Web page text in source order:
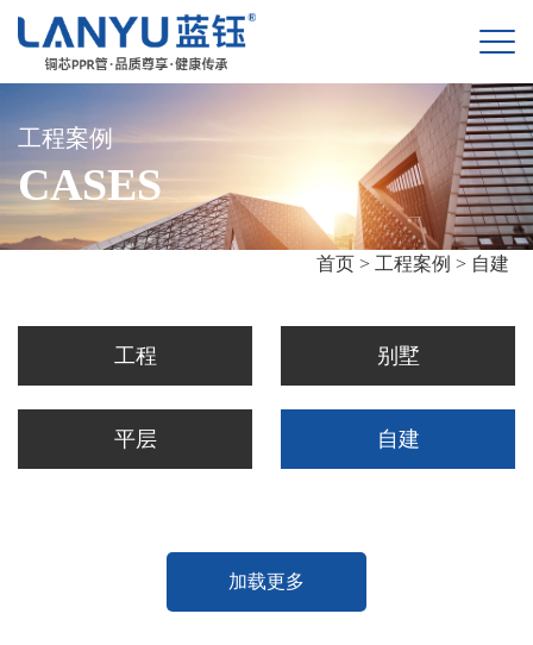
工程案例
CASES
首页 > 工程案例 > 自建
工程 别墅
平层 自建
加载更多